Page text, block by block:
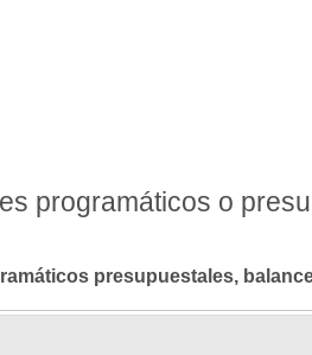
programáticos o
presupuestales,